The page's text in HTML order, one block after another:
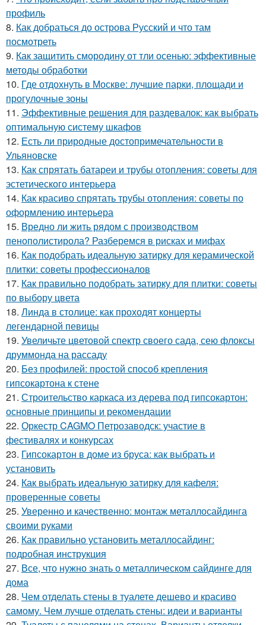
профиль
8. Как добраться до острова Русский и что там
посмотреть
9. Как защитить смородину от тли осенью: эффективные
методы обработки
10. Где отдохнуть в Москве: лучшие парки, площади и
прогулочные зоны
11. Эффективные решения для раздевалок: как выбрать
оптимальную систему шкафов
12. Есть ли природные достопримечательности в
Ульяновске
13. Как спрятать батареи и трубы отопления: советы для
эстетического интерьера
14. Как красиво спрятать трубы отопления: советы по
оформлению интерьера
15. Вредно ли жить рядом с производством
пенополистирола? Разберемся в рисках и мифах
16. Как подобрать идеальную затирку для керамической
плитки: советы профессионалов
17. Как правильно подобрать затирку для плитки: советы
по выбору цвета
18. Линда в столице: как проходят концерты
легендарной певицы
19. Увеличьте цветовой спектр своего сада, сею флоксы
друммонда на рассаду
20. Без профилей: простой способ крепления
гипсокартона к стене
21. Строительство каркаса из дерева под гипсокартон:
основные принципы и рекомендации
22. Оркестр CAGMO Петрозаводск: участие в
фестивалях и конкурсах
23. Гипсокартон в доме из бруса: как выбрать и
установить
24. Как выбрать идеальную затирку для кафеля:
проверенные советы
25. Уверенно и качественно: монтаж металлосайдинга
своими руками
26. Как правильно установить металлосайдинг:
подробная инструкция
27. Все, что нужно знать о металлическом сайдинге для
дома
28. Чем отделать стены в туалете дешево и красиво
самому. Чем лучше отделать стены: идеи и варианты